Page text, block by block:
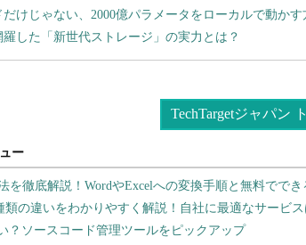
けじゃない、2000億パラメータをローカルで動かす
した「新世代ストレージ」の実力とは？
TechTargetジャパン
を徹底解説！WordやExcelへの変換手順と無料でで
類の違いをわかりやすく解説！自社に最適なサービス
？ソースコード管理ツールをピックアップ